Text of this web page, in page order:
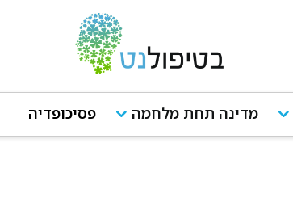
מדינה תחת מלחמה פסיכופדיה